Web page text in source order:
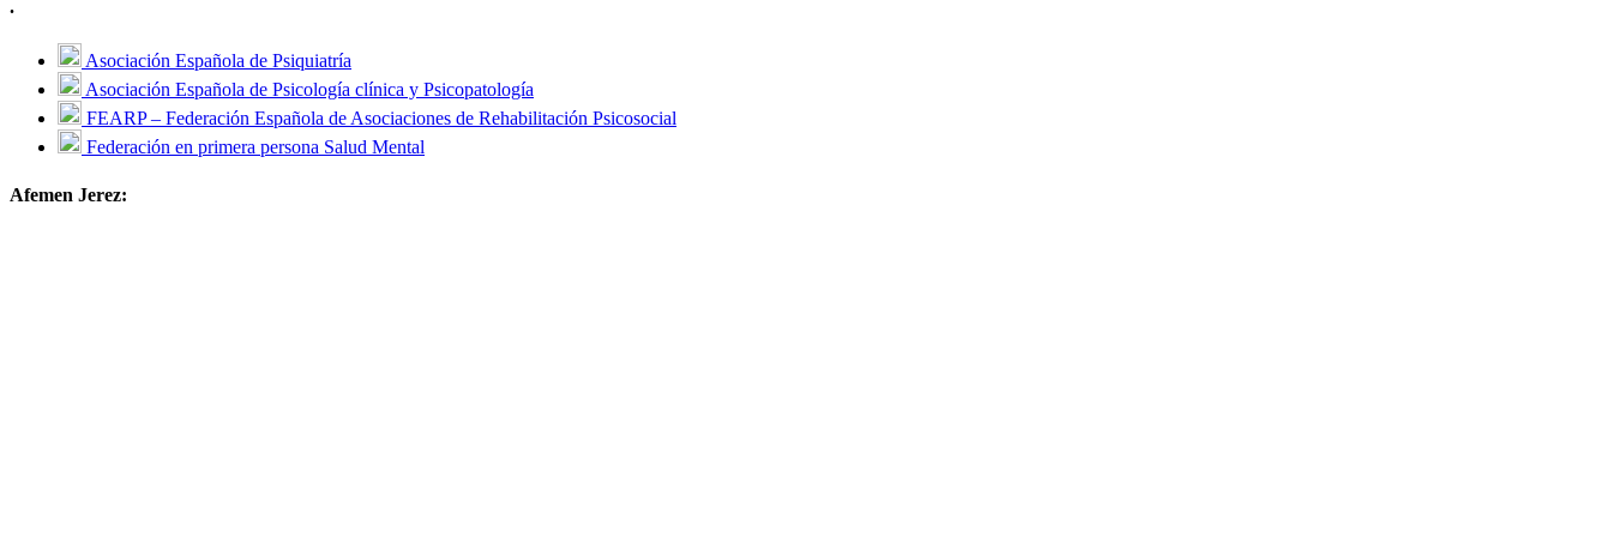
.
Asociación Española de Psiquiatría
Asociación Española de Psicología clínica y Psicopatología
FEARP – Federación Española de Asociaciones de Rehabilitación Psicosocial
Federación en primera persona Salud Mental
Afemen Jerez: